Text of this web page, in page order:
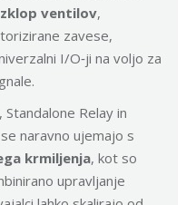
ventilov,
zavese,
I/O‑ji na voljo za
Standalone Relay in
naravno ujemajo s
krmiljenja, kot so
upravljanje